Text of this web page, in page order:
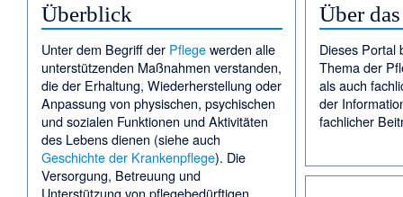
Überblick
Unter dem Begriff der Pflegewerden alle
unterstützenden Maßnahmen verstanden,
die der Erhaltung, Wiederherstellung oder
Anpassung von physischen, psychischen
und sozialen Funktionen und Aktivitäten
des Lebens dienen (siehe auch
Geschichte der Krankenpflege). Die
Versorgung, Betreuung und
Über
Dieses Portal
Thema der
als auch
der
fachlicher